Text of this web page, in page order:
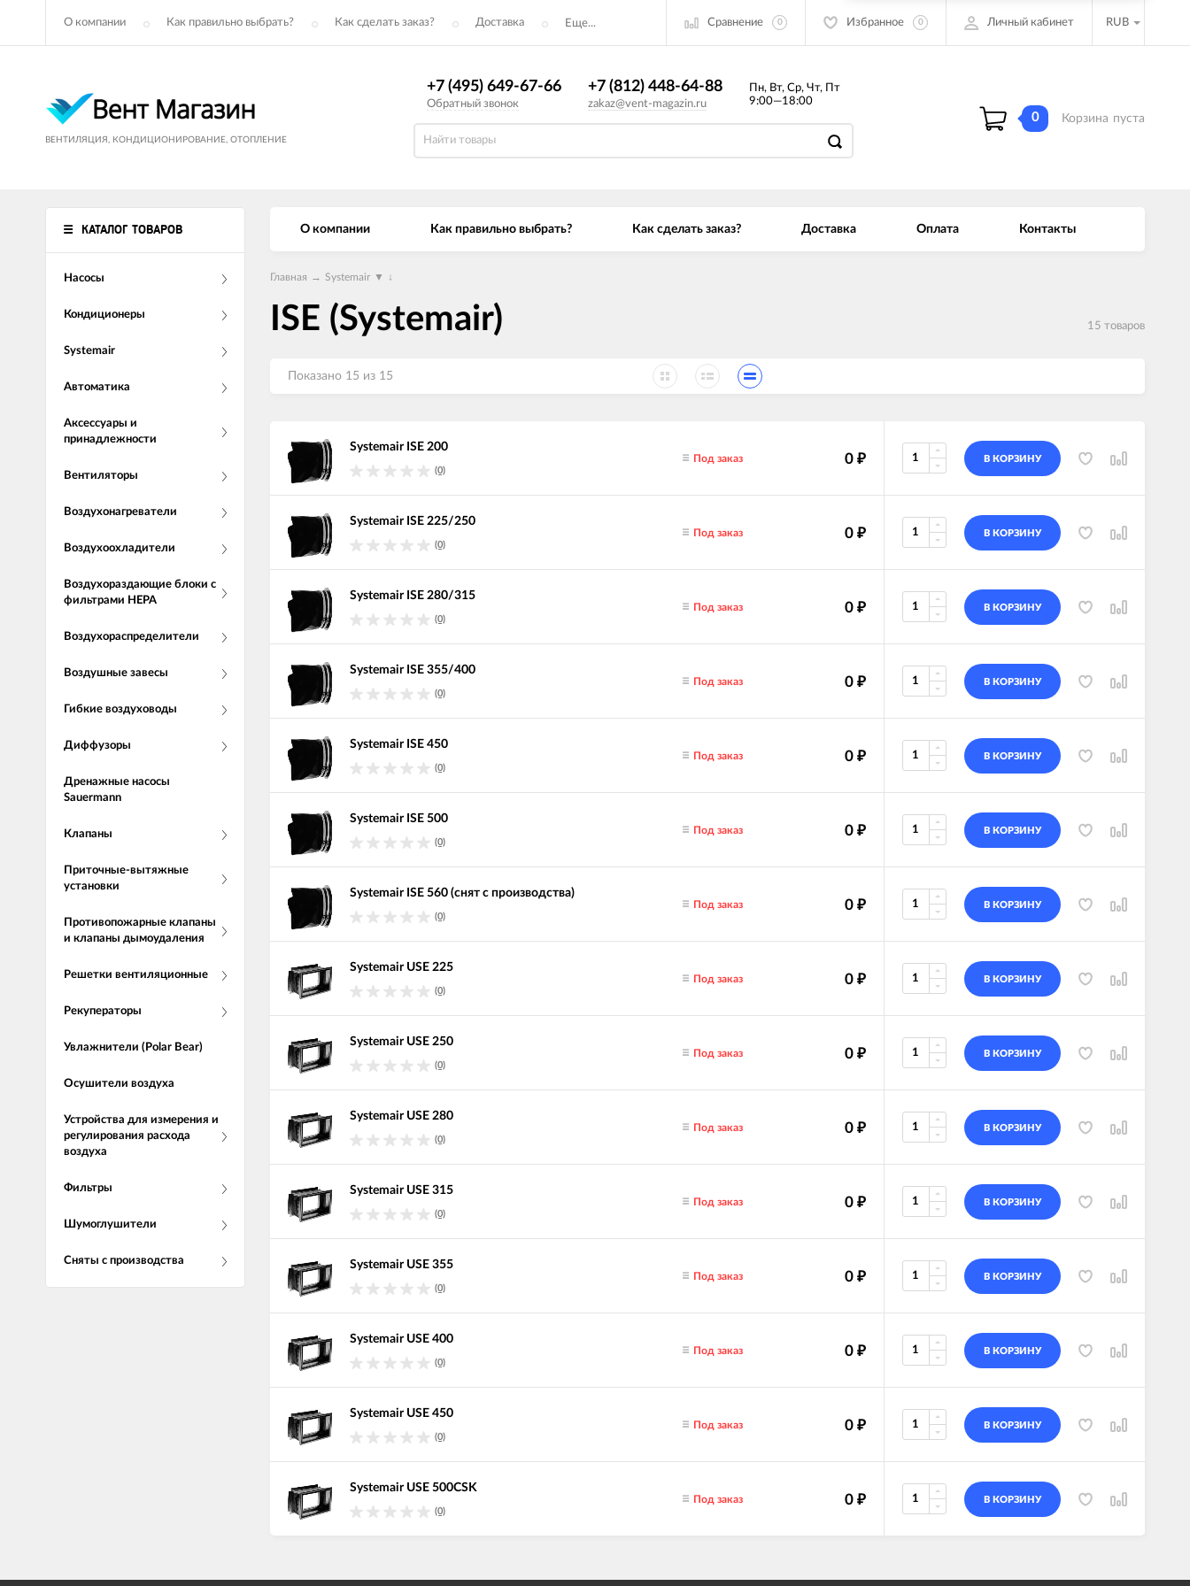
О компании Как правильно выбрать? Как сделать заказ? Доставка Еще... Сравнение 0 Избранное 0 Личный кабинет RUB
ВЕНТИЛЯЦИЯ, КОНДИЦИОНИРОВАНИЕ, ОТОПЛЕНИЕ
+7 (495) 649-67-66
Обратный звонок
+7 (812) 448-64-88
zakaz@vent-magazin.ru
Пн, Вт, Ср, Чт, Пт
9:00—18:00
0 Корзина пуста
КАТАЛОГ ТОВАРОВ
Насосы
Кондиционеры
Systemair
Автоматика
Аксессуары и
принадлежности
Вентиляторы
Воздухонагреватели
Воздухоохладители
Воздухораздающие блоки с
фильтрами НЕРА
Воздухораспределители
Воздушные завесы
Гибкие воздуховоды
Диффузоры
Дренажные насосы
Sauermann
Клапаны
Приточные-вытяжные
установки
Противопожарные клапаны
и клапаны дымоудаления
Решетки вентиляционные
Рекуператоры
Увлажнители (Polar Bear)
Осушители воздуха
Устройства для измерения и
регулирования расхода
воздуха
Фильтры
Шумоглушители
Сняты с производства
О компании Как правильно выбрать? Как сделать заказ? Доставка Оплата Контакты
Главная → Systemair ▼ ↓
ISE (Systemair) 15 товаров
Показано 15 из 15
Systemair ISE 200
(0)
0 ₽
Под заказ В КОРЗИНУ
Systemair ISE 225/250
(0)
0 ₽
Под заказ В КОРЗИНУ
Systemair ISE 280/315
(0)
0 ₽
Под заказ В КОРЗИНУ
Systemair ISE 355/400
(0)
0 ₽
Под заказ В КОРЗИНУ
Systemair ISE 450
(0)
0 ₽
Под заказ В КОРЗИНУ
Systemair ISE 500
(0)
0 ₽
Под заказ В КОРЗИНУ
Systemair ISE 560 (снят с производства)
(0)
0 ₽
Под заказ В КОРЗИНУ
Systemair USE 225
(0)
0 ₽
Под заказ В КОРЗИНУ
Systemair USE 250
(0)
0 ₽
Под заказ В КОРЗИНУ
Systemair USE 280
(0)
0 ₽
Под заказ В КОРЗИНУ
Systemair USE 315
(0)
0 ₽
Под заказ В КОРЗИНУ
Systemair USE 355
(0)
0 ₽
Под заказ В КОРЗИНУ
Systemair USE 400
(0)
0 ₽
Под заказ В КОРЗИНУ
Systemair USE 450
(0)
0 ₽
Под заказ В КОРЗИНУ
Systemair USE 500CSK
(0)
0 ₽
Под заказ В КОРЗИНУ